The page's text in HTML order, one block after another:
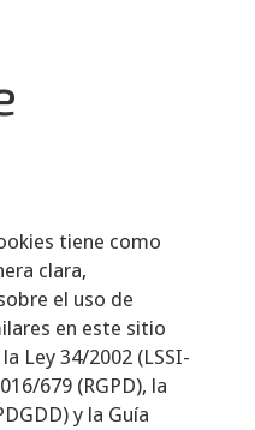
tiene como
clara,
el uso de
en este sitio
Ley 34/2002 (LSSI-
679 (RGPD), la
y la Guía